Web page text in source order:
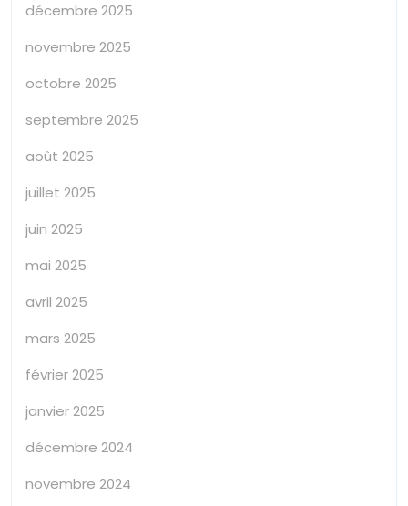
décembre 2025
novembre 2025
octobre 2025
septembre 2025
août 2025
juillet 2025
juin 2025
mai 2025
avril 2025
mars 2025
février 2025
janvier 2025
décembre 2024
novembre 2024